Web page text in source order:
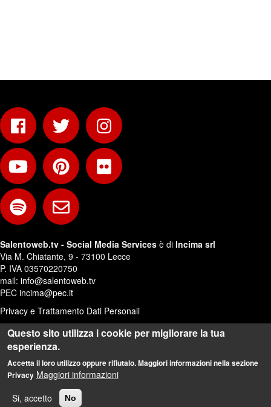
Salentoweb.tv - Social Media Services è di Incima srl
Via M. Chiatante, 9 - 73100 Lecce
P. IVA 03570220750
mail: info@salentoweb.tv
PEC incima@pec.it
Privacy e Trattamento Dati Personali
Web Design:Andrea Riezzo
Questo sito utilizza i cookie per migliorare la tua
esperienza.
Accetta il loro utilizzo oppure rifiutalo. Maggiori informazioni nella sezione
Privacy Maggiori informazioni
Si, accetto
No